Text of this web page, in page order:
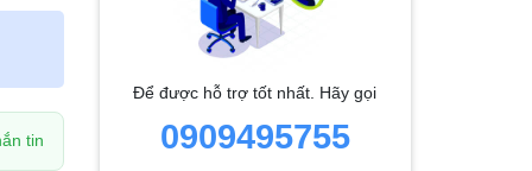
tin
Để được hỗ trợ tốt nhất. Hãy gọi
0909495755